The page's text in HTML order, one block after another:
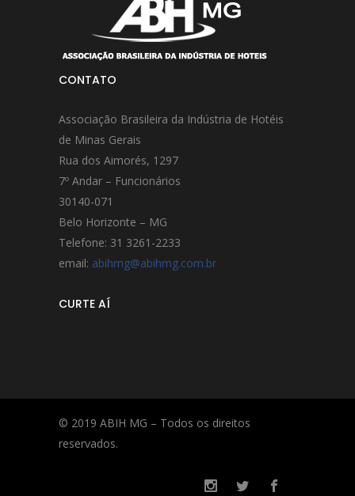
CONTATO
Associação Brasileira da Indústria de Hotéis
de Minas Gerais
Rua dos Aimorés, 1297
7º Andar – Funcionários
30140-071
Belo Horizonte – MG
Telefone: 31 3261-2233
email: abihmg@abihmg.com.br
CURTE AÍ
© 2019 ABIH MG – Todos os direitos
reservados.